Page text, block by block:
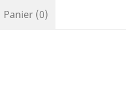
Panier (0)